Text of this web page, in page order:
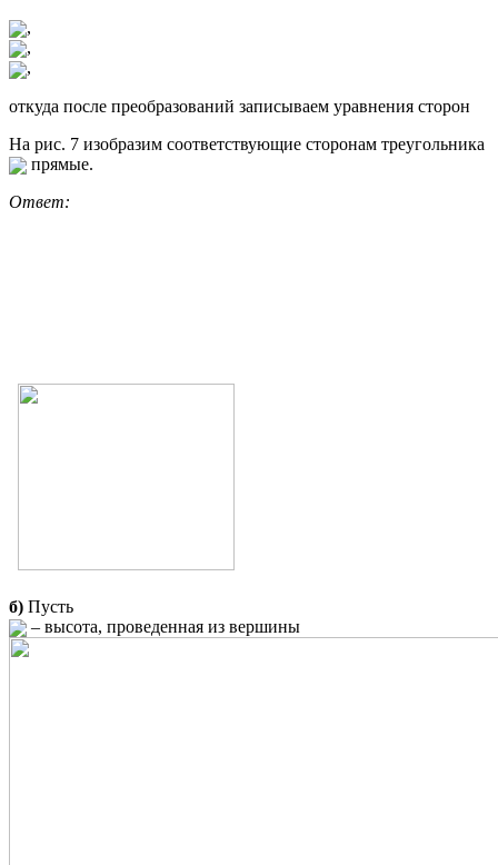
,
,
,
откуда после преобразований записываем уравнения сторон
На рис. 7 изобразим соответствующие сторонам треугольника
прямые.
Ответ:
б) Пусть
– высота, проведенная из вершины